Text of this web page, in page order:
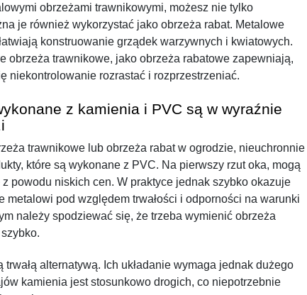
obrzeżami trawnikowymi, możesz nie tylko
je również wykorzystać jako obrzeża rabat. Metalowe
konstruowanie grządek warzywnych i kwiatowych.
obrzeża trawnikowe, jako obrzeża rabatowe zapewniają,
niekontrolowanie rozrastać i rozprzestrzeniać.
z kamienia i PVC są w wyraźnie
trawnikowe lub obrzeża rabat w ogrodzie, nieuchronnie
które są wykonane z PVC. Na pierwszy rzut oka, mogą
powodu niskich cen. W praktyce jednak szybko okazuje
metalowi pod względem trwałości i odporności na warunki
należy spodziewać się, że trzeba wymienić obrzeża
alternatywą. Ich układanie wymaga jednak dużego
kamienia jest stosunkowo drogich, co niepotrzebnie